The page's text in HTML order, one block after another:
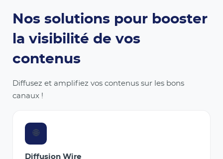
Nos solutions pour booster
la visibilité de vos
contenus
Diffusez et amplifiez vos contenus sur les bons
canaux !
🌐
Diffusion Wire